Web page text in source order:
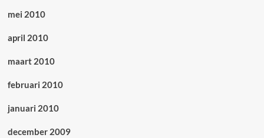
mei 2010
april 2010
maart 2010
februari 2010
januari 2010
december 2009